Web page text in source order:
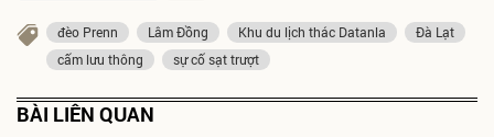
đèo Prenn Lâm Đồng Khu du lịch thác Datanla
Đà Lạt
cấm lưu thông
sự cố sạt trượt
BÀI LIÊN QUAN